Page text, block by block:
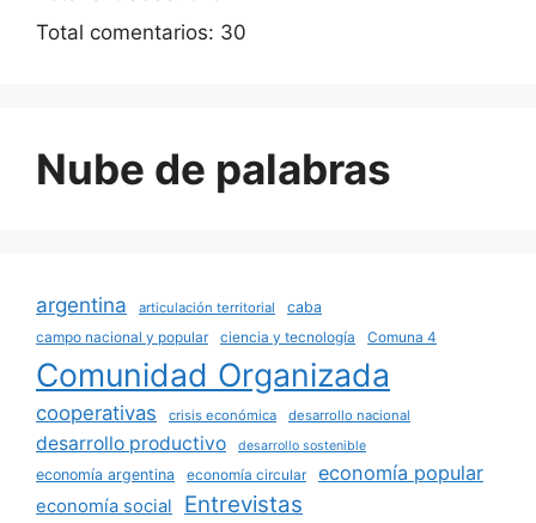
Total comentarios: 30
Nube de palabras
argentina articulación territorial
caba
campo nacional y popular
ciencia y tecnología Comuna 4
Comunidad Organizada
cooperativas crisis económica desarrollo nacional
desarrollo productivo desarrollo sostenible
economía argentina economía circular economía popular
economía social Entrevistas